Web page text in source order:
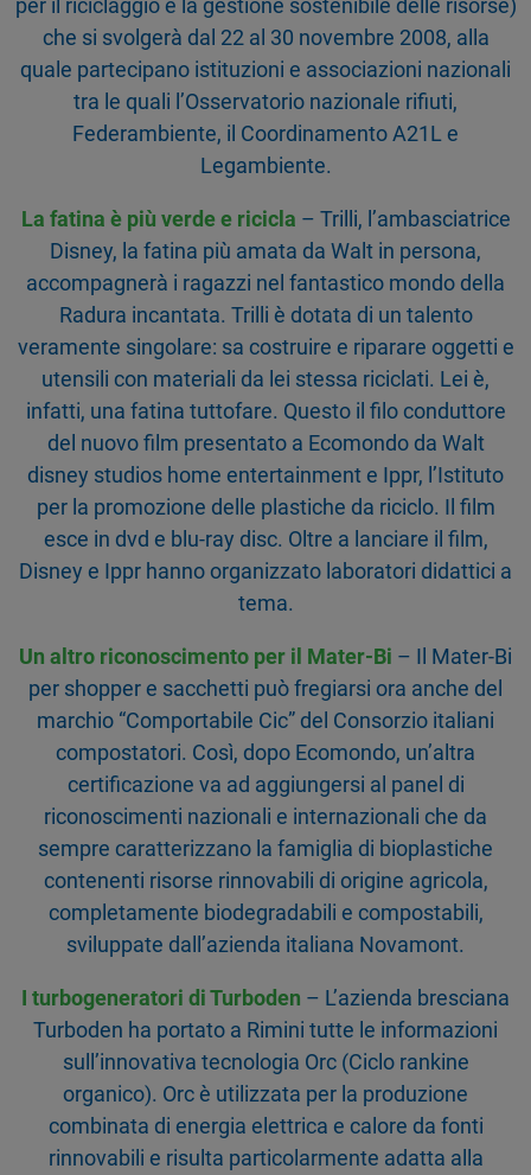
per il riciclaggio e la gestione sostenibile delle risorse)
che si svolgerà dal 22 al 30 novembre 2008, alla
quale partecipano istituzioni e associazioni nazionali
tra le quali l’Osservatorio nazionale rifiuti,
Federambiente, il Coordinamento A21L e
Legambiente.
La fatina è più verde e ricicla – Trilli, l’ambasciatrice
Disney, la fatina più amata da Walt in persona,
accompagnerà i ragazzi nel fantastico mondo della
Radura incantata. Trilli è dotata di un talento
veramente singolare: sa costruire e riparare oggetti e
utensili con materiali da lei stessa riciclati. Lei è,
infatti, una fatina tuttofare. Questo il filo conduttore
del nuovo film presentato a Ecomondo da Walt
disney studios home entertainment e Ippr, l’Istituto
per la promozione delle plastiche da riciclo. Il film
esce in dvd e blu-ray disc. Oltre a lanciare il film,
Disney e Ippr hanno organizzato laboratori didattici a
tema.
Un altro riconoscimento per il Mater-Bi – Il Mater-Bi
per shopper e sacchetti può fregiarsi ora anche del
marchio “Comportabile Cic” del Consorzio italiani
compostatori. Così, dopo Ecomondo, un’altra
certificazione va ad aggiungersi al panel di
riconoscimenti nazionali e internazionali che da
sempre caratterizzano la famiglia di bioplastiche
contenenti risorse rinnovabili di origine agricola,
completamente biodegradabili e compostabili,
sviluppate dall’azienda italiana Novamont.
I turbogeneratori di Turboden – L’azienda bresciana
Turboden ha portato a Rimini tutte le informazioni
sull’innovativa tecnologia Orc (Ciclo rankine
organico). Orc è utilizzata per la produzione
combinata di energia elettrica e calore da fonti
rinnovabili e risulta particolarmente adatta alla